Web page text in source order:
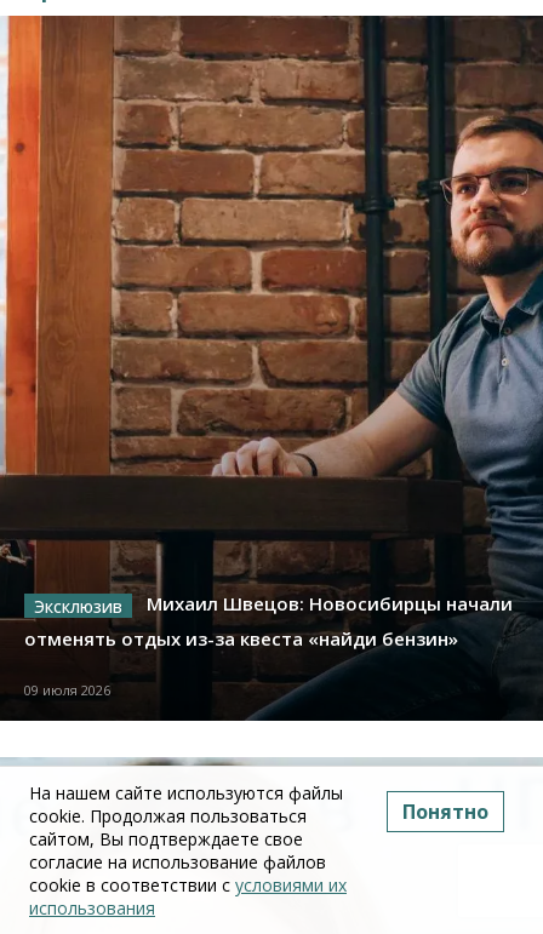
Михаил Швецов: Новосибирцы начали
отменять отдых из-за квеста «найди бензин»
09 июля 2026
На нашем сайте используются файлы
cookie. Продолжая пользоваться
сайтом, Вы подтверждаете свое
согласие на использование файлов
cookie в соответствии с условиями их
использования
Понятно